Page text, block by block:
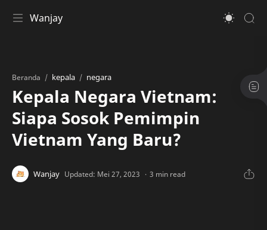
Wanjay
Beranda kepala negara
Kepala Negara Vietnam:
Siapa Sosok Pemimpin
Vietnam Yang Baru?
3 min read